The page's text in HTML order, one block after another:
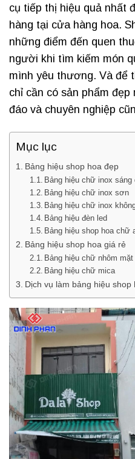
cụ tiếp thị hiệu quả nhất
hàng tại cửa hàng hoa.
những điểm đến quen
người khi tìm kiếm món
mình yêu thương. Và để
chỉ cần có sản phẩm
đáo và chuyên nghiệp
Mục lục
Bảng hiệu shop hoa đẹp
Bảng hiệu chữ inox sáng
Bảng hiệu chữ inox sơn
Bảng hiệu chữ inox
Bảng hiệu đèn led
Bảng hiệu shop hoa chữ
Bảng hiệu shop hoa giá rẻ
Bảng hiệu chữ nhôm
Bảng hiệu chữ mica
Dịch vụ làm bảng hiệu shop